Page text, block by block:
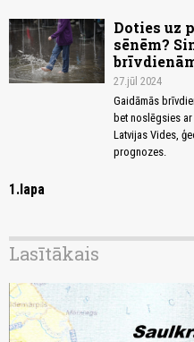
Doties uz
sēnēm?
27.jūl 2024
Gaidāmās
bet noslēgsies
Latvijas Vides,
prognozes.
1.lapa
Lasītākais